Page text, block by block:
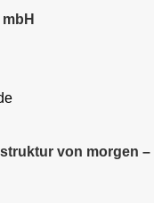
von morgen